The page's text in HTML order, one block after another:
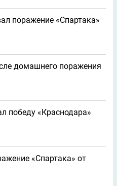
поражение «Спартака»
домашнего поражения
победу «Краснодара»
«Спартака» от